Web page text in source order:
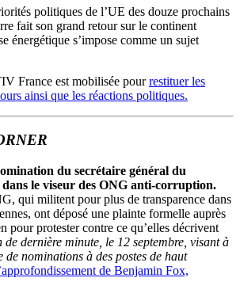
politiques de l’UE des douze prochains
fait son grand retour sur le continent
énergétique s’impose comme un sujet
France est mobilisée pourrestituer les
ainsi que les réactions politiques.
du secrétaire général du
le viseur des ONG anti-corruption.
qui militent pour plus de transparence dans
ont déposé une plainte formelle auprès
pour protester contre ce qu’elles décrivent
de dernière minute, le 12 septembre, visant à
de nominations à des postes de haut
de Benjamin Fox,